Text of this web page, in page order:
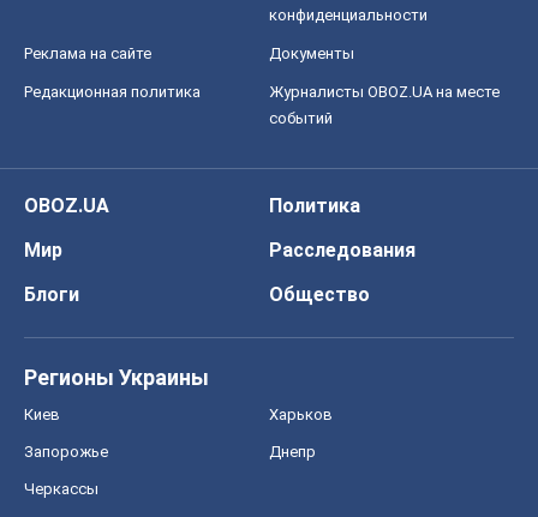
конфиденциальности
Реклама на сайте Документы
Редакционная политика
Журналисты OBOZ.UA на месте
событий
OBOZ.UA
Политика
Мир
Расследования
Блоги
Общество
Регионы Украины
Киев Харьков
Запорожье Днепр
Черкассы